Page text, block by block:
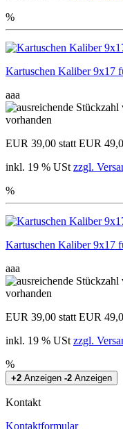
%
Kartuschen Kaliber 9x17
aaa
vorhanden
EUR 39,00 statt EUR
inkl. 19 % USt zzgl.
%
Kartuschen Kaliber 9x17
aaa
vorhanden
EUR 39,00 statt EUR
inkl. 19 % USt zzgl.
%
+2 Anzeigen -2 Anzeigen
Kontakt
Kontaktformular